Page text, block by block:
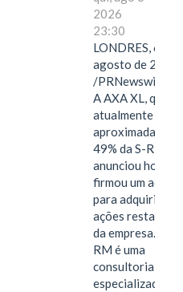
2026
23:30
LONDRES, 6 de
agosto de 2026
/PRNewswire/ --
A AXA XL, que
atualmente
49% da S-RM,
anunciou hoje
firmou um
para adquirir as
ações restantes
da empresa. A S-
RM é uma
consultoria
especializada